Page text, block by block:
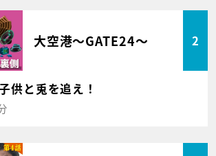
大空港～GATE24～ 2
供と兎を追え！